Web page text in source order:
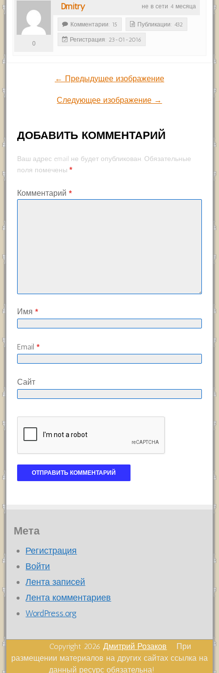
не в сети 4 месяца
Dmitry
0
Комментарии: 15 Публикации: 432
Регистрация: 23-01-2016
← Предыдущее изображение
Следующее изображение →
ДОБАВИТЬ КОММЕНТАРИЙ
Ваш адрес email не будет опубликован. Обязательные
поля помечены *
Комментарий *
Имя *
Email *
Сайт
Мета
Регистрация
Войти
Лента записей
Лента комментариев
WordPress.org
Copyright 2026Дмитрий Розаков При
размещении материалов на других сайтах ссылка на
данный ресурс обязательна!